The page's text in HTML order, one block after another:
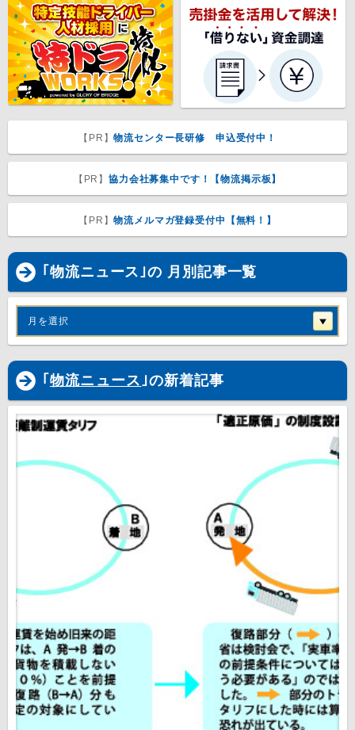
【PR】物流センター長研修 申込受付中！
【PR】協力会社募集中です！【物流掲示板】
【PR】物流メルマガ登録受付中【無料！】
｢物流ニュース｣の 月別記事一覧
月を選択
｢ 物流ニュース｣の新着記事